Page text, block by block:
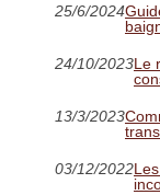
25/6/2024
24/10/2023Le
13/3/2023
03/12/2022